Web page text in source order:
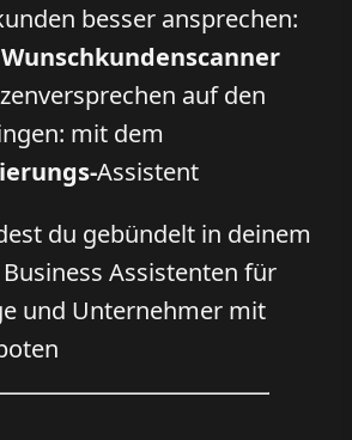
besser ansprechen:
Wunschkundenscanner
auf den
mit dem
Assistent
du gebündelt in deinem
Assistenten für
und Unternehmer mit